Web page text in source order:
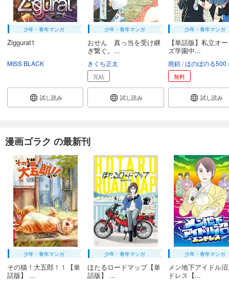
少年・青年マンガ
Ziggurat1
MISS BLACK
試し読み
少年・青年マンガ
おせん 真っ当を受け継
ぎ繋ぐ。...
きくち正太
完結
試し読み
少年・青年マンガ
【単話版】私立オ
ズ学園中...
雨銛 ほのぼのる500
無料
試し読み
漫画ゴラク の最新刊
少年・青年マンガ
その猫！大五郎！！【単
話版】 ...
少年・青年マンガ
ほたるロードマップ【単
話版】 ...
少年・青年マンガ
メン地下アイドル
ドレス【...